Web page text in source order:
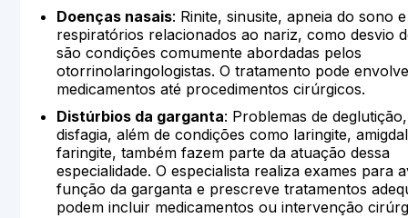
Doenças nasais: Rinite, sinusite, apneia do sono
respiratórios relacionados ao nariz, como desvio
são condições comumente abordadas pelos
otorrinolaringologistas. O tratamento pode
medicamentos até procedimentos cirúrgicos.
Distúrbios da garganta: Problemas de
disfagia, além de condições como laringite,
faringite, também fazem parte da atuação dessa
especialidade. O especialista realiza exames para
função da garganta e prescreve tratamentos
podem incluir medicamentos ou intervenção